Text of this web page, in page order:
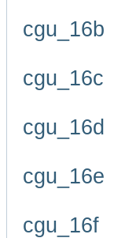
cgu_16b
cgu_16c
cgu_16d
cgu_16e
cgu_16f